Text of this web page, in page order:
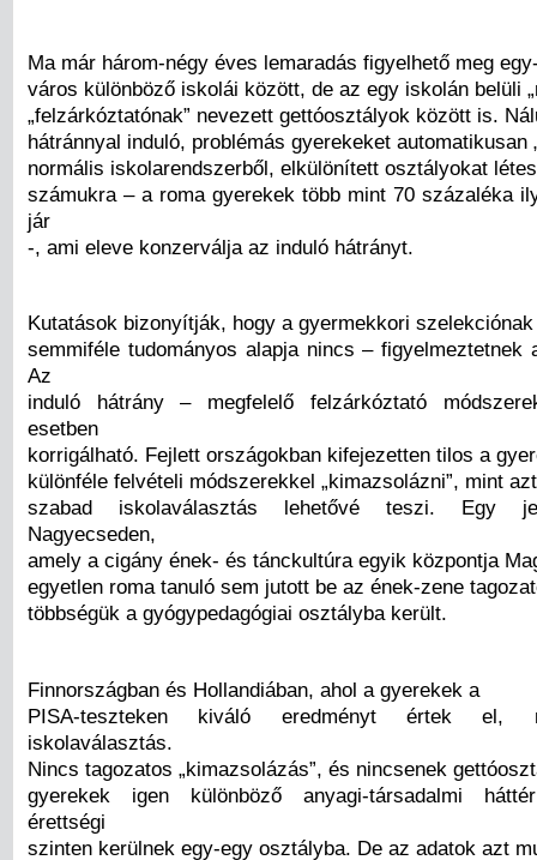
Ma már három-négy éves lemaradás figyelhető meg
város különböző iskolái között, de az egy iskolán belüli
„felzárkóztatónak” nevezett gettóosztályok között is.
hátránnyal induló, problémás gyerekeket automatikusan
normális iskolarendszerből, elkülönített osztályokat
számukra – a roma gyerekek több mint 70 százaléka
jár
-, ami eleve konzerválja az induló hátrányt.
Kutatások bizonyítják, hogy a gyermekkori szelekciónak
semmiféle tudományos alapja nincs – figyelmeztetnek
Az
induló hátrány – megfelelő felzárkóztató
esetben
korrigálható. Fejlett országokban kifejezetten tilos a
különféle felvételi módszerekkel „kimazsolázni”, mint
szabad iskolaválasztás lehetővé teszi. Egy
Nagyecseden,
amely a cigány ének- és tánckultúra egyik központja
egyetlen roma tanuló sem jutott be az ének-zene
többségük a gyógypedagógiai osztályba került.
Finnországban és Hollandiában, ahol a gyerekek a
PISA-teszteken kiváló eredményt értek el,
iskolaválasztás.
Nincs tagozatos „kimazsolázás”, és nincsenek
gyerekek igen különböző anyagi-társadalmi
érettségi
szinten kerülnek egy-egy osztályba. De az adatok azt